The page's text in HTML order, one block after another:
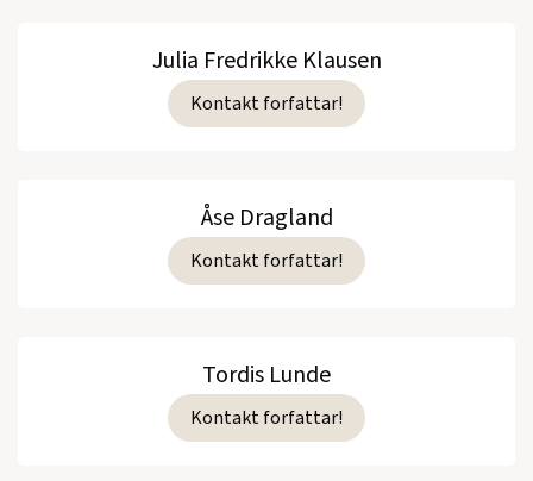
Julia Fredrikke Klausen
Kontakt forfattar!
Åse Dragland
Kontakt forfattar!
Tordis Lunde
Kontakt forfattar!